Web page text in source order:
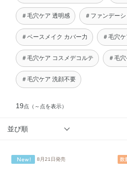
＃毛穴ケア 透明感 ＃ファンデー
＃ベースメイク カバー力 ＃毛穴
＃毛穴ケア コスメデコルテ ＃毛
＃毛穴ケア 洗顔不要
19点 （～点を表示）
並び順
8月21日発売